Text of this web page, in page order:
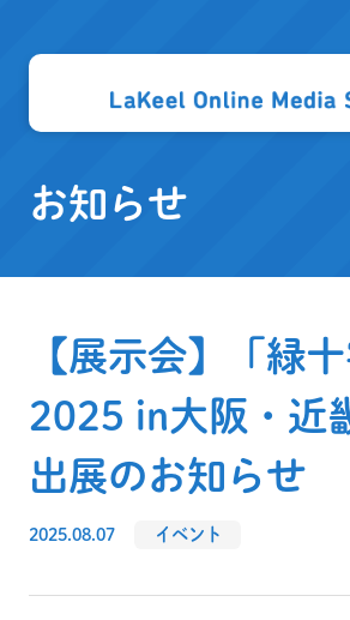
お知らせ
【展示会】「緑
2025 in大阪・近
出展のお知らせ
2025.08.07 イベント